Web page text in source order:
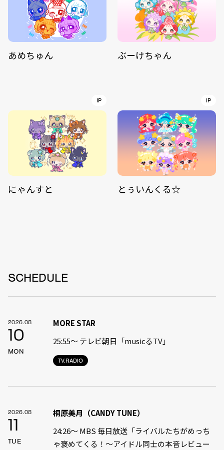
あめちゅん ぶーけちゃん
IP
にゃんすと
IP
とぅいんくる☆
SCHEDULE
2026.08
10
MON
TV.RADIO
MORE STAR
25:55〜 テレビ朝日「musicるTV」
2026.08
11
TUE
桐原美月（CANDY TUNE）
24:26〜 MBS 毎日放送「ライバルたちがめっち
ゃ褒めてくる！〜アイドル同士の本音レビュー